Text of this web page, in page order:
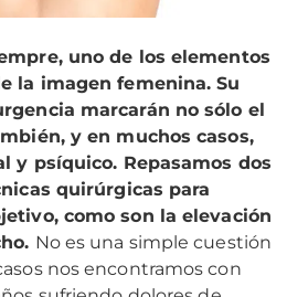
uno de los elementos
la imagen femenina. Su
marcarán no sólo el
y en muchos casos,
y psíquico. Repasamos dos
quirúrgicas para
como son la elevación
No es una simple cuestión
nos encontramos con